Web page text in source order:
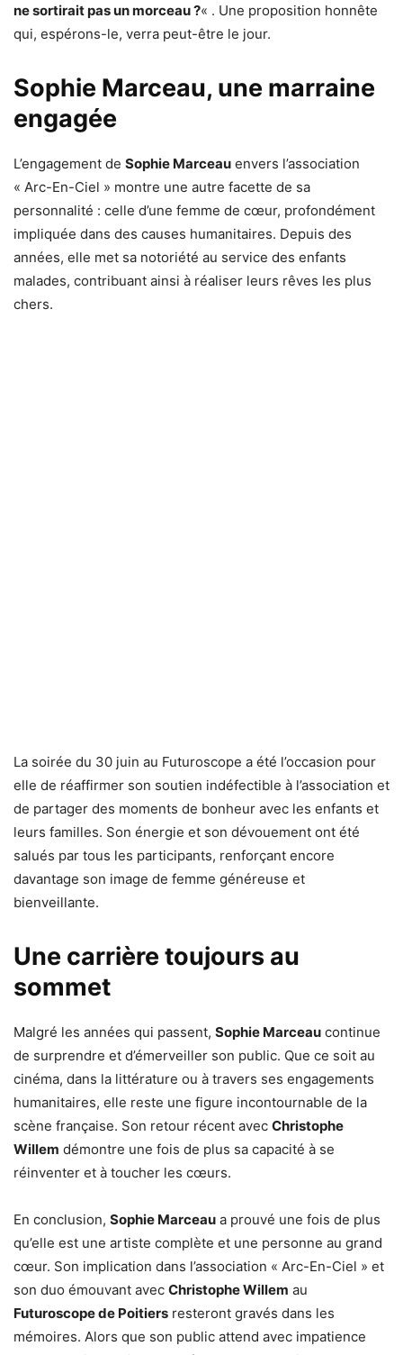
ne sortirait pas un morceau ?« . Une proposition honnête
qui, espérons-le, verra peut-être le jour.
Sophie Marceau, une marraine
engagée
L’engagement de Sophie Marceau envers l’association
« Arc-En-Ciel » montre une autre facette de sa
personnalité : celle d’une femme de cœur, profondément
impliquée dans des causes humanitaires. Depuis des
années, elle met sa notoriété au service des enfants
malades, contribuant ainsi à réaliser leurs rêves les plus
chers.
La soirée du 30 juin au Futuroscope a été l’occasion pour
elle de réaffirmer son soutien indéfectible à l’association et
de partager des moments de bonheur avec les enfants et
leurs familles. Son énergie et son dévouement ont été
salués par tous les participants, renforçant encore
davantage son image de femme généreuse et
bienveillante.
Une carrière toujours au
sommet
Malgré les années qui passent, Sophie Marceau continue
de surprendre et d’émerveiller son public. Que ce soit au
cinéma, dans la littérature ou à travers ses engagements
humanitaires, elle reste une figure incontournable de la
scène française. Son retour récent avec Christophe
Willem démontre une fois de plus sa capacité à se
réinventer et à toucher les cœurs.
En conclusion, Sophie Marceau a prouvé une fois de plus
qu’elle est une artiste complète et une personne au grand
cœur. Son implication dans l’association « Arc-En-Ciel » et
son duo émouvant avec Christophe Willem au
Futuroscope de Poitiers resteront gravés dans les
mémoires. Alors que son public attend avec impatience